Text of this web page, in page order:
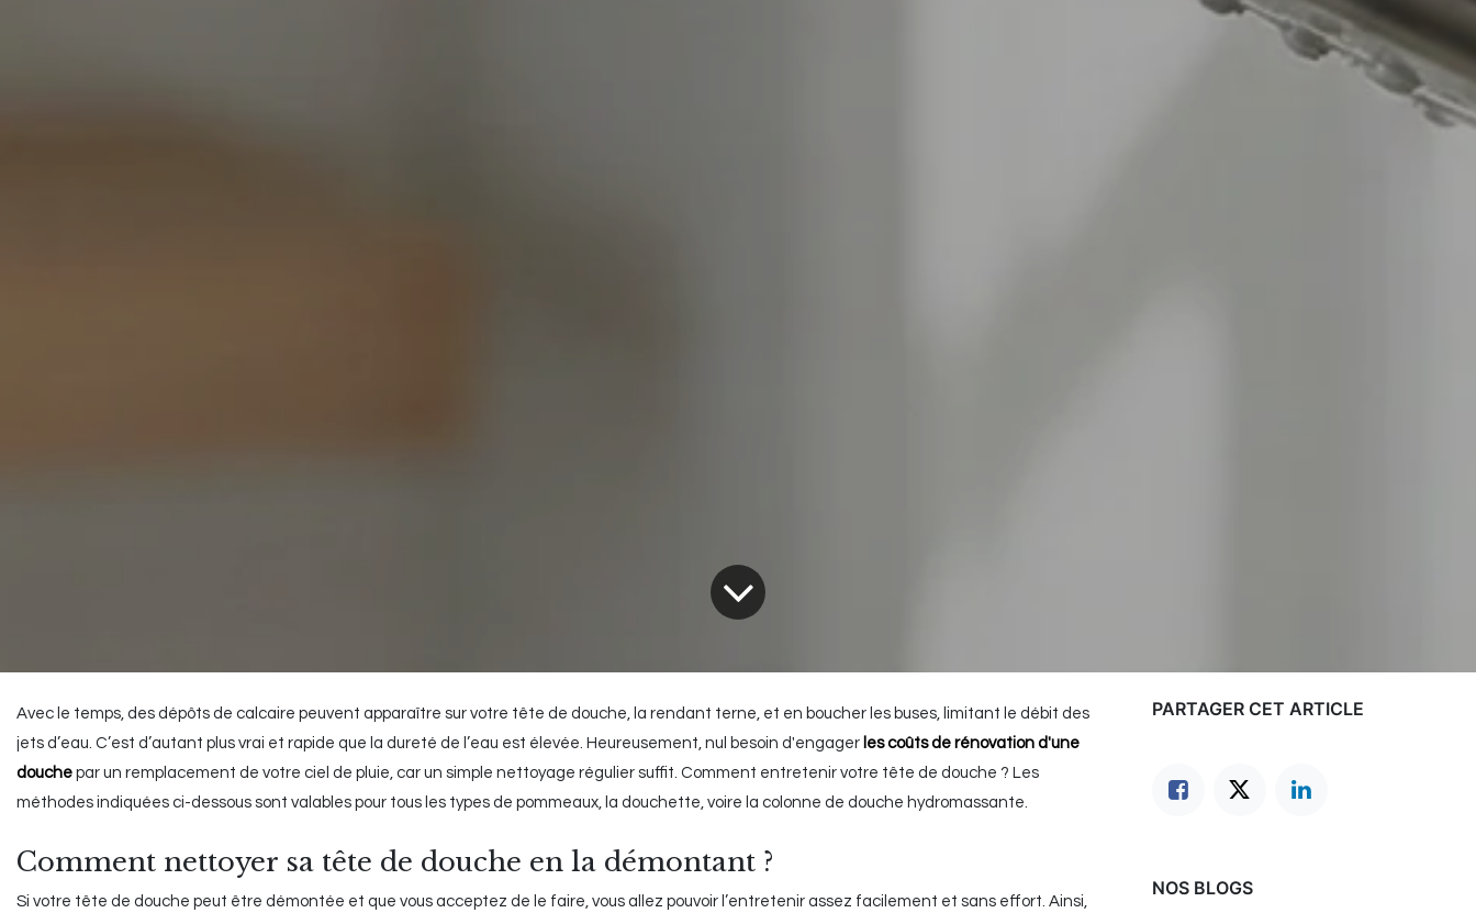
Avec le temps, des dépôts de calcaire peuvent apparaître sur votre tête de douche, la rendant terne, et en boucher les buses, limitant le débit des
jets d’eau. C’est d’autant plus vrai et rapide que la dureté de l’eau est élevée. Heureusement, nul besoin d'engager les coûts de rénovation d'une
douche par un remplacement de votre ciel de pluie, car un simple nettoyage régulier suffit. Comment entretenir votre tête de douche ? Les
méthodes indiquées ci-dessous sont valables pour tous les types de pommeaux, la douchette, voire la colonne de douche hydromassante.
Comment nettoyer sa tête de douche en la démontant ?
Si votre tête de douche peut être démontée et que vous acceptez de le faire, vous allez pouvoir l’entretenir assez facilement et sans effort. Ainsi,
PARTAGER CET ARTICLE
NOS BLOGS